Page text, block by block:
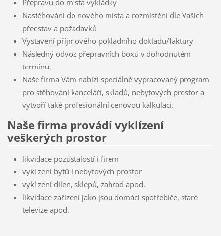
Přepravu do místa vykládky
Nastěhování do nového místa a rozmístění dle Vašich
představ a požadavků
Vystavení příjmového pokladního dokladu/faktury
Následný odvoz přepravních boxů v dohodnutém
termínu
Naše firma Vám nabízí speciálně vypracovaný program
pro stěhování kanceláří, skladů, nebytových prostor a
vytvoří také profesionální cenovou kalkulaci.
Naše firma provádí vyklízení
veškerých prostor
likvidace pozůstalostí i firem
vyklízení bytů i nebytových prostor
vyklízení dílen, sklepů, zahrad apod.
likvidace zařízení jako jsou domácí spotřebiče, staré
televize apod.